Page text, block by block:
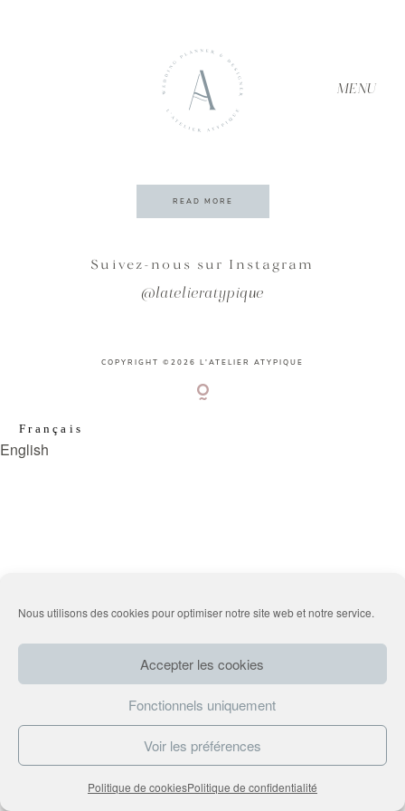
Nous utilisons des cookies pour optimiser notre site web et notre service.
Accepter les cookies
Fonctionnels uniquement
Voir les préférences
Politique de cookiesPolitique de confidentialité
MENU
Archives
READ MORE
PORTFOLIO
Suivez-nous sur Instagram
@latelieratypique
COPYRIGHT ©2026 L'ATELIER ATYPIQUE
Français
English